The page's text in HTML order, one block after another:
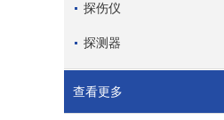
探伤仪
探测器
查看更多